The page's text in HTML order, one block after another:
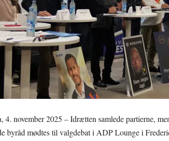
4. november 2025 – Idrætten samlede partierne,
byråd mødtes til valgdebat i ADP Lounge i